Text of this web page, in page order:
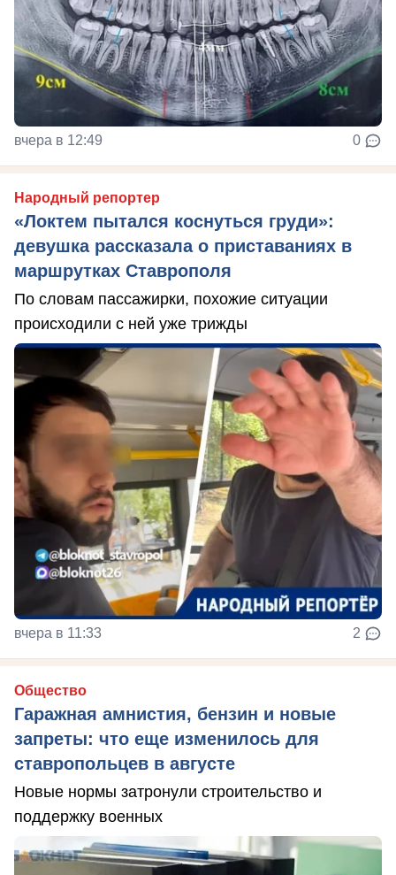
вчера в 12:49 0
Народный репортер
«Локтем пытался коснуться груди»:
девушка рассказала о приставаниях в
маршрутках Ставрополя
По словам пассажирки, похожие ситуации
происходили с ней уже трижды
вчера в 11:33 2
Общество
Гаражная амнистия, бензин и новые
запреты: что еще изменилось для
ставропольцев в августе
Новые нормы затронули строительство и
поддержку военных